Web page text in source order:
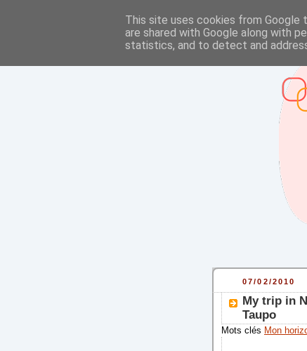
07/02/2010
My trip in
Taupo
Mots clés Mon
This site uses cookies from Google
are shared with Google along with
statistics, and to detect and